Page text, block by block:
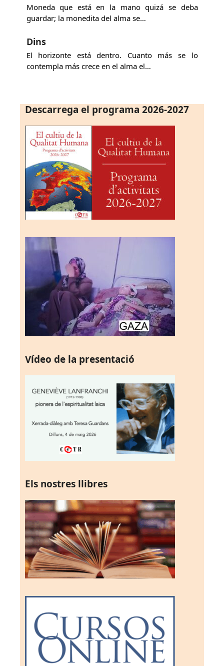
Moneda que está en la mano quizá se deba
guardar; la monedita del alma se…
Dins
El horizonte está dentro. Cuanto más se lo
contempla más crece en el alma el…
Descarrega el programa 2026-2027
Vídeo de la presentació
Els nostres llibres